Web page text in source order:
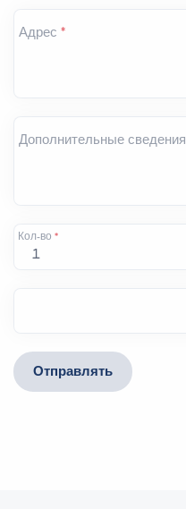
Адрес *
Дополнительные сведения
Кол-во *
Отправлять